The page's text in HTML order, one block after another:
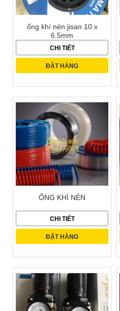
ống khí nén jisan 10 x
6.5mm
CHI TIẾT
ĐẶT HÀNG
ỐNG KHÍ NÉN
CHI TIẾT
ĐẶT HÀNG